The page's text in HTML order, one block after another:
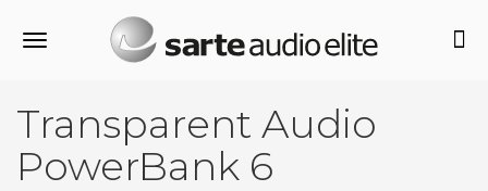
Alternar navegación
Transparent Audio
PowerBank 6